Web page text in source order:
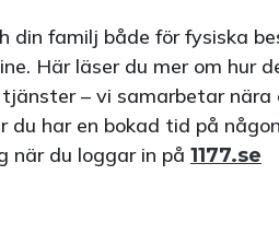
din familj både för fysiska
Här läser du mer om hur
– vi samarbetar
du har en bokad tid på
när du loggar in på 1177.se